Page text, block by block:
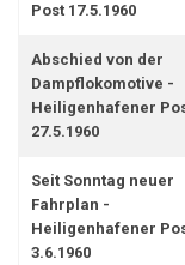
Post 17.5.1960
Abschied von der
Dampflokomotive -
Heiligenhafener
27.5.1960
Seit Sonntag neuer
Fahrplan -
Heiligenhafener
3.6.1960